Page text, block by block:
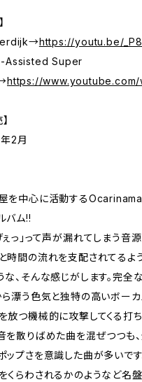
https://youtu.be/
Assisted Super
https://
2月
を中心に活動する
バム!!
ぇっ」って声が漏れてしまう音
時間の流れを支配されてるよ
な、そんな感じがします。完全
ら漂う色気と独特の高いボー
放つ機械的に攻撃してくる打
を散りばめた曲を混ぜつつも
ップさを意識した曲が多いで
くらわされるかのようなど名